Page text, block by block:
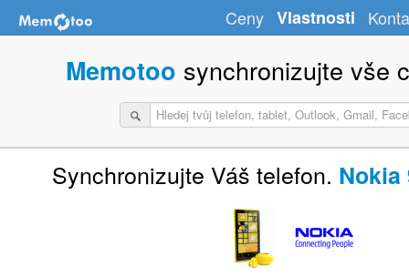
Ceny Vlastnosti
Memotoo synchronizujte vše
Synchronizujte Váš telefon. Nokia